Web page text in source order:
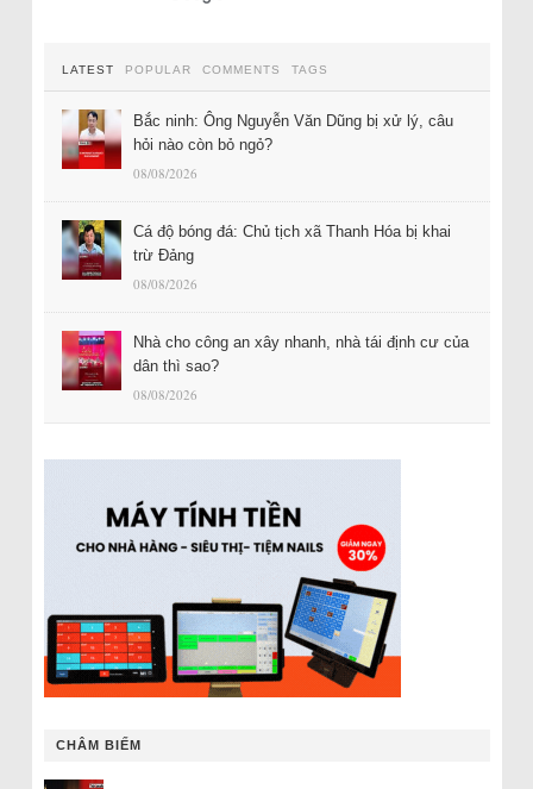
LATEST POPULAR COMMENTS TAGS
Bắc ninh: Ông Nguyễn Văn Dũng bị xử lý, câu
hỏi nào còn bỏ ngỏ?
08/08/2026
Cá độ bóng đá: Chủ tịch xã Thanh Hóa bị khai
trừ Đảng
08/08/2026
Nhà cho công an xây nhanh, nhà tái định cư của
dân thì sao?
08/08/2026
CHÂM BIẾM